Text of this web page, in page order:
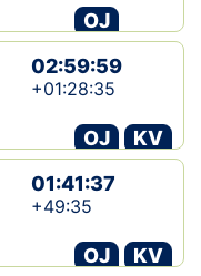
OJ
02:59:59
+01:28:35
OJ
KV
01:41:37
+49:35
OJ
KV